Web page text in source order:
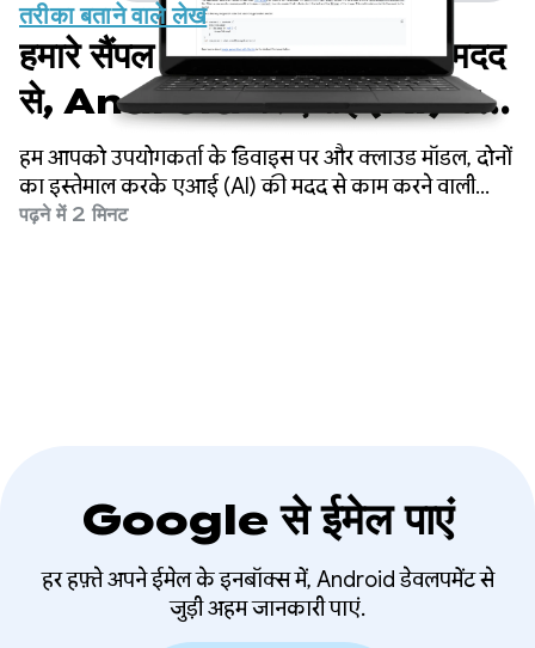
तरीका बताने वाले लेख
हमारे सैंपल कैटलॉग ऐप्लिकेशन की मदद
से, Android पर एआई (AI) के
बारे में जानें
हम आपको उपयोगकर्ता के डिवाइस पर और क्लाउड मॉडल, दोनों
का इस्तेमाल करके एआई (AI) की मदद से काम करने वाली
सुविधाओं के उदाहरण देना चाहते थे. साथ ही, हम चाहते थे कि
पढ़ने में 2 मिनट
Google से ईमेल पाएं
हर हफ़्ते अपने ईमेल के इनबॉक्स में, Android डेवलपमेंट से
जुड़ी अहम जानकारी पाएं.